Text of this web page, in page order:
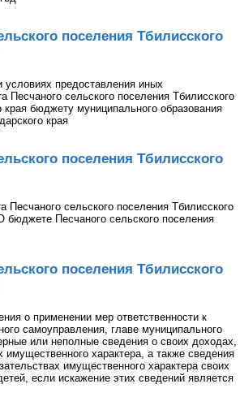
поселения Тбилисского
предоставления иных
сельского поселения Тбилисского
бюджету муниципального образования
края
поселения Тбилисского
сельского поселения Тбилисского
Песчаного сельского поселения
поселения Тбилисского
о применении мер ответственности к
самоуправления, главе муниципального
или неполные сведения о своих доходах,
характера, а также сведения
имущественного характера своих
если искажение этих сведений является